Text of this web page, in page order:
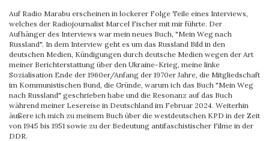
Auf Radio Marabu erscheinen in lockerer Folge Teile eines Interviews,
welches der Radiojournalist Marcel Fischer mit mir führte. Der
Aufhänger des Interviews war mein neues Buch, "Mein Weg nach
Russland". In dem Interview geht es um das Russland Bild in den
deutschen Medien, Kündigungen durch deutsche Medien wegen der Art
meiner Berichterstattung über den Ukraine-Krieg, meine linke
Sozialisation Ende der 1960er/Anfang der 1970er Jahre, die Mitgliedschaft
im Kommunistischen Bund, die Gründe, warum ich das Buch "Mein Weg
nach Russland" geschrieben habe und die Resonanz auf das Buch
während meiner Lesereise in Deutschland im Februar 2024. Weiterhin
äußere ich mich zu meinem Buch über die westdeutschen KPD in der Zeit
von 1945 bis 1951 sowie zu der Bedeutung antifaschistischer Filme in der
DDR.